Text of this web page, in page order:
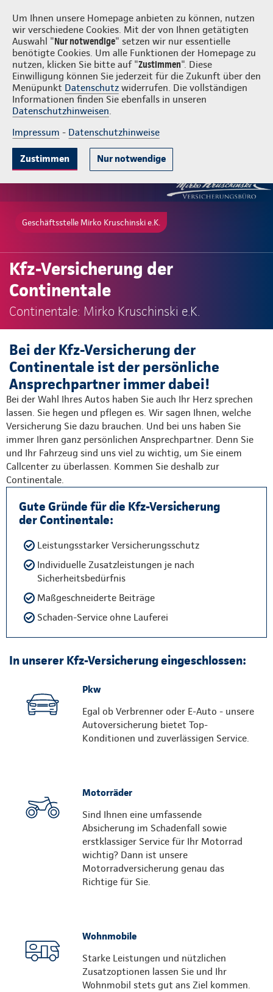
Um Ihnen unsere Homepage anbieten zu können, nutzen
wir verschiedene Cookies. Mit der von Ihnen getätigten
Auswahl "Nur notwendige" setzen wir nur essentielle
benötigte Cookies. Um alle Funktionen der Homepage zu
nutzen, klicken Sie bitte auf "Zustimmen". Diese
Einwilligung können Sie jederzeit für die Zukunft über den
Menüpunkt Datenschutz widerrufen. Die vollständigen
Informationen finden Sie ebenfalls in unseren
Datenschutzhinweisen.
Impressum - Datenschutzhinweise
Zustimmen Nur notwendige
Mirko Kruschinski e.K. Login
Gute Gründe Tarife & Leistungen Wissenswertes Beratung &
Geschäftsstelle Mirko Kruschinski e.K.
Kfz-Versicherung der
Continentale
Continentale: Mirko Kruschinski e.K.
Bei der Kfz-Versicherung der
Continentale ist der persönliche
Ansprechpartner immer dabei!
Bei der Wahl Ihres Autos haben Sie auch Ihr Herz sprechen
lassen. Sie hegen und pflegen es. Wir sagen Ihnen, welche
Versicherung Sie dazu brauchen. Und bei uns haben Sie
immer Ihren ganz persönlichen Ansprechpartner. Denn Sie
und Ihr Fahrzeug sind uns viel zu wichtig, um Sie einem
Callcenter zu überlassen. Kommen Sie deshalb zur
Continentale.
Gute Gründe für die Kfz-Versicherung
der Continentale:
Leistungsstarker Versicherungsschutz
Individuelle Zusatzleistungen je nach
Sicherheitsbedürfnis
Maßgeschneiderte Beiträge
Schaden-Service ohne Lauferei
In unserer Kfz-Versicherung eingeschlossen:
Pkw
Egal ob Verbrenner oder E-Auto - unsere
Autoversicherung bietet Top-
Konditionen und zuverlässigen Service.
Motorräder
Sind Ihnen eine umfassende
Absicherung im Schadenfall sowie
erstklassiger Service für Ihr Motorrad
wichtig? Dann ist unsere
Motorradversicherung genau das
Richtige für Sie.
Wohnmobile
Starke Leistungen und nützlichen
Zusatzoptionen lassen Sie und Ihr
Wohnmobil stets gut ans Ziel kommen.